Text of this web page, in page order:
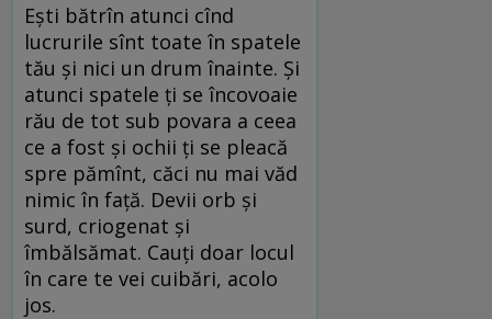
Ești bătrîn atunci cînd
lucrurile sînt toate în spatele
tău și nici un drum înainte. Și
atunci spatele ți se încovoaie
rău de tot sub povara a ceea
ce a fost și ochii ți se pleacă
spre pămînt, căci nu mai văd
nimic în față. Devii orb și
surd, criogenat și
îmbălsămat. Cauți doar locul
în care te vei cuibări, acolo
jos.